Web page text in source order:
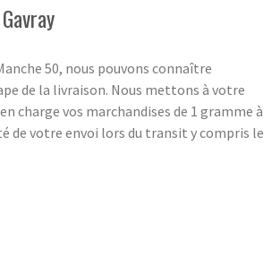
50, nous pouvons connaître
de la livraison. Nous mettons à votre
charge vos marchandises de 1 gramme à
de votre envoi lors du transit y compris le